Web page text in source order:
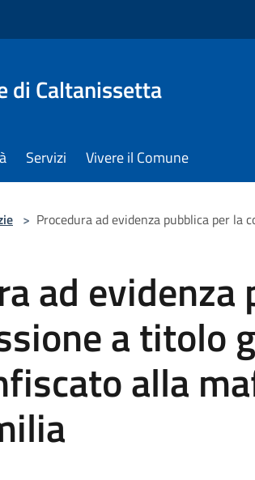
di Caltanissetta
Servizi Vivere il Comune
> Procedura ad evidenza pubblica per la
ad
a titolo
alla